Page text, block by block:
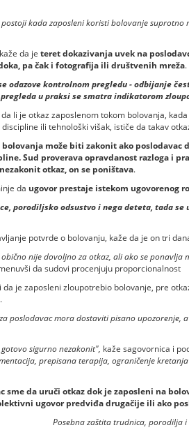
kada zaposleni koristi bolovanje suprotno
da je teret dokazivanja uvek na
pa čak i fotografija ili društvenih mreža.
odazove kontrolnom pregledu - odbijanje
u praksi se smatra indikatorom
li je otkaz zaposlenom tokom bolovanja,
ili tehnološki višak, ističe da takav
može biti zakonit ako poslodavac
Sud proverava opravdanost razloga i
otkaz, on se poništava.
da ugovor prestaje istekom ugovorenog
porodiljsko odsustvo i nega deteta, tada se
potvrde o bolovanju, kaže da je on tri
nije dovoljno za otkaz, ali ako se ponavlja
da sudovi procenjuju proporcionalnost
da je zaposleni zloupotrebio bolovanje, pre
poslodavac mora dostaviti pisano upozorenje,
sigurno nezakonit", kaže sagovornica i
prepisana terapija, ograničenje
sme da uruči otkaz dok je zaposleni na
ugovor predviđa drugačije ili ako
Posebna zaštita trudnica, porodilja